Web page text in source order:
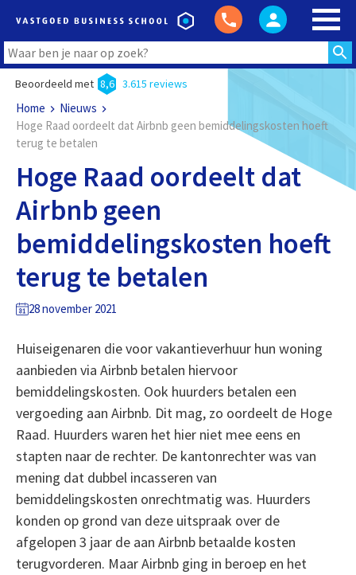
Beoordeeld met 8,6 3.615 reviews
Home
Nieuws
Hoge Raad oordeelt dat Airbnb geen bemiddelingskosten hoeft
terug te betalen
Hoge Raad oordeelt dat
Airbnb geen
bemiddelingskosten hoeft
terug te betalen
28 november 2021
Huiseigenaren die voor vakantieverhuur hun woning
aanbieden via Airbnb betalen hiervoor
bemiddelingskosten. Ook huurders betalen een
vergoeding aan Airbnb. Dit mag, zo oordeelt de Hoge
Raad. Huurders waren het hier niet mee eens en
stapten naar de rechter. De kantonrechter was van
mening dat dubbel incasseren van
bemiddelingskosten onrechtmatig was. Huurders
konden op grond van deze uitspraak over de
afgelopen 3 jaar de aan Airbnb betaalde kosten
terugvorderen. Maar Airbnb ging in beroep en het